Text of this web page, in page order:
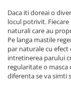
Daca iti doreai o
locul potrivit.
naturali care au
Pe langa mastile
par naturale cu
intretinerea parului
regularitate o
diferenta se va simti